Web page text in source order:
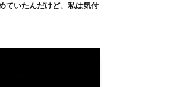
ていたんだけど、私は気付